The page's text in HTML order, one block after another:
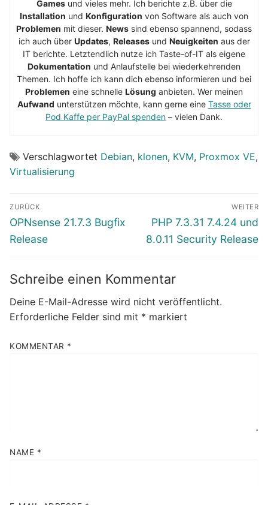
Gamesund vieles mehr. Ich berichte z.B. über die
Installation und Konfiguration von Software als auch von
Problemen mit dieser. News sind ebenso spannend, sodass
ich auch über Updates, Releasesund Neuigkeiten aus der
IT berichte. Letztendlich nutze ich Taste-of-IT als eigene
Dokumentation und Anlaufstelle bei wiederkehrenden
Themen. Ich hoffe ich kann dich ebenso informieren und bei
Problemen eine schnelle Lösung anbieten. Wer meinen
Aufwand unterstützen möchte, kann gerne eine Tasse oder
Pod Kaffe per PayPal spenden – vielen Dank.
Verschlagwortet Debian, klonen, KVM, Proxmox VE,
Virtualisierung
Beitragsnavigation
ZURÜCK
Vorheriger
Beitrag:
OPNsense 21.7.3 Bugfix
Release
WEITER
Nächster
Beitrag:
PHP 7.3.31 7.4.24 und
8.0.11 Security Release
Schreibe einen Kommentar
Deine E-Mail-Adresse wird nicht veröffentlicht.
Erforderliche Felder sind mit * markiert
KOMMENTAR *
NAME *